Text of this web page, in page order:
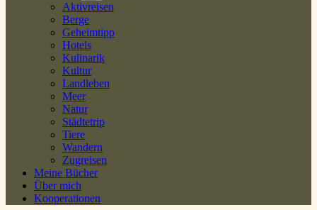
Aktivreisen
Berge
Geheimtipp
Hotels
Kulinarik
Kultur
Landleben
Meer
Natur
Städtetrip
Tiere
Wandern
Zugreisen
Meine Bücher
Über mich
Kooperationen